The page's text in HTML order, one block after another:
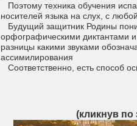
Поэтому техника обучения
носителей языка на слух, с
Будущий защитник Родины
орфографическими диктантами
разницы какими звуками
ассимилирования
Соответственно, есть способ
(кликнув